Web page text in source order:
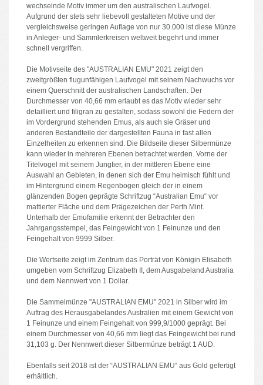
wechselnde Motiv immer um den australischen Laufvogel.
Aufgrund der stets sehr liebevoll gestalteten Motive und der
vergleichsweise geringen Auflage von nur 30.000 ist diese Münze
in Anleger- und Sammlerkreisen weltweit begehrt und immer
schnell vergriffen.
Die Motivseite des "AUSTRALIAN EMU" 2021 zeigt den
zweitgrößten flugunfähigen Laufvogel mit seinem Nachwuchs vor
einem Querschnitt der australischen Landschaften. Der
Durchmesser von 40,66 mm erlaubt es das Motiv wieder sehr
detailliert und filigran zu gestalten, sodass sowohl die Federn der
im Vordergrund stehenden Emus, als auch sie Gräser und
anderen Bestandteile der dargestellten Fauna in fast allen
Einzelheiten zu erkennen sind. Die Bildseite dieser Silbermünze
kann wieder in mehreren Ebenen betrachtet werden. Vorne der
Titelvogel mit seinem Jungtier, in der mittleren Ebene eine
Auswahl an Gebieten, in denen sich der Emu heimisch fühlt und
im Hintergrund einem Regenbogen gleich der in einem
glänzenden Bogen geprägte Schriftzug “Australian Emu“ vor
mattierter Fläche und dem Prägezeichen der Perth Mint.
Unterhalb der Emufamilie erkennt der Betrachter den
Jahrgangsstempel, das Feingewicht von 1 Feinunze und den
Feingehalt von 9999 Silber.
Die Wertseite zeigt im Zentrum das Porträt von Königin Elisabeth
umgeben vom Schriftzug Elizabeth II, dem Ausgabeland Australia
und dem Nennwert von 1 Dollar.
Die Sammelmünze "AUSTRALIAN EMU" 2021 in Silber wird im
Auftrag des Herausgabelandes Australien mit einem Gewicht von
1 Feinunze und einem Feingehalt von 999,9/1000 geprägt. Bei
einem Durchmesser von 40,66 mm liegt das Feingewicht bei rund
31,103 g. Der Nennwert dieser Silbermünze beträgt 1 AUD.
Ebenfalls seit 2018 ist der “AUSTRALIAN EMU“ aus Gold gefertigt
erhältlich.